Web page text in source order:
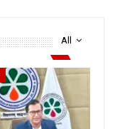
All